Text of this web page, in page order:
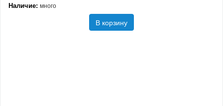
Наличие: много
В корзину